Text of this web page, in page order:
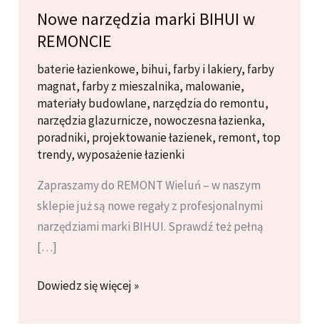
Nowe narzędzia marki BIHUI w
REMONCIE
baterie łazienkowe, bihui, farby i lakiery, farby
magnat, farby z mieszalnika, malowanie,
materiały budowlane, narzędzia do remontu,
narzędzia glazurnicze, nowoczesna łazienka,
poradniki, projektowanie łazienek, remont, top
trendy,wyposażenie łazienki
Zapraszamy do REMONT Wieluń – w naszym
sklepie już są nowe regały z profesjonalnymi
narzędziami marki BIHUI. Sprawdź też pełną
[…]
Nowe
Dowiedz się więcej »